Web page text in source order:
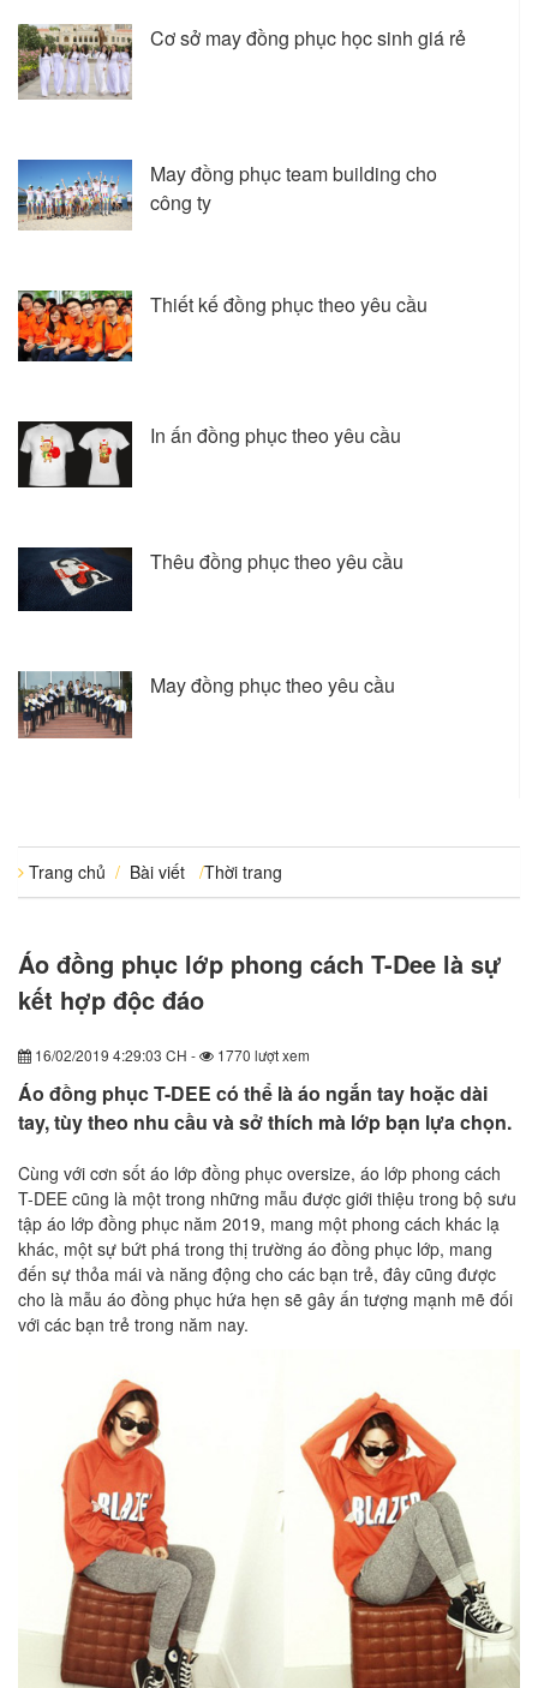
Cơ sở may đồng phục học sinh giá rẻ
May đồng phục team building cho
công ty
Thiết kế đồng phục theo yêu cầu
In ấn đồng phục theo yêu cầu
Thêu đồng phục theo yêu cầu
May đồng phục theo yêu cầu
Trang chủ / Bài viết /Thời trang
Áo đồng phục lớp phong cách T-Dee là sự
kết hợp độc đáo
16/02/2019 4:29:03 CH - 1770 lượt xem
Áo đồng phục T-DEE có thể là áo ngắn tay hoặc dài
tay, tùy theo nhu cầu và sở thích mà lớp bạn lựa chọn.
Cùng với cơn sốt áo lớp đồng phục oversize, áo lớp phong cách
T-DEE cũng là một trong những mẫu được giới thiệu trong bộ sưu
tập áo lớp đồng phục năm 2019, mang một phong cách khác lạ
khác, một sự bứt phá trong thị trường áo đồng phục lớp, mang
đến sự thỏa mái và năng động cho các bạn trẻ, đây cũng được
cho là mẫu áo đồng phục hứa hẹn sẽ gây ấn tượng mạnh mẽ đối
với các bạn trẻ trong năm nay.